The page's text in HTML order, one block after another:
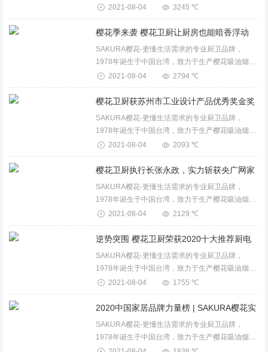
机、燃气灶、消毒柜、保洁柜、电蒸箱、电烤箱、
燃气热水器、电热水器、壁挂炉、整体厨房等卫厨
产品。...
2021-08-04 3245 ℃
樱花季来袭 樱花卫厨让厨房也能暗香浮动
SAKURA樱花-更懂生活需求的专业厨卫品牌，
1978年诞生于中国台湾，致力于生产樱花吸油烟
机、燃气灶、消毒柜、保洁柜、电蒸箱、电烤箱、
燃气热水器、电热水器、壁挂炉、整体厨房等卫厨
产品。...
2021-08-04 2794 ℃
SAKURA樱花-更懂生活需求的专业厨卫品牌，
1978年诞生于中国台湾，致力于生产樱花吸油烟
机、燃气灶、消毒柜、保洁柜、电蒸箱、电烤箱、
燃气热水器、电热水器、壁挂炉、整体厨房等卫厨
产品。...
2021-08-04 2093 ℃
SAKURA樱花-更懂生活需求的专业厨卫品牌，
1978年诞生于中国台湾，致力于生产樱花吸油烟
机、燃气灶、消毒柜、保洁柜、电蒸箱、电烤箱、
燃气热水器、电热水器、壁挂炉、整体厨房等卫厨
产品。...
2021-08-04 2129 ℃
SAKURA樱花-更懂生活需求的专业厨卫品牌，
1978年诞生于中国台湾，致力于生产樱花吸油烟
机、燃气灶、消毒柜、保洁柜、电蒸箱、电烤箱、
燃气热水器、电热水器、壁挂炉、整体厨房等卫厨
产品。...
2021-08-04 1755 ℃
SAKURA樱花-更懂生活需求的专业厨卫品牌，
1978年诞生于中国台湾，致力于生产樱花吸油烟
机、燃气灶、消毒柜、保洁柜、电蒸箱、电烤箱、